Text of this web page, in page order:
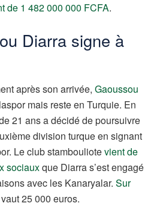
de 1 482 000 000 FCFA.
Diarra signe à
après son arrivée, Gaoussou
mais reste en Turquie. En
21 ans a décidé de poursuivre
division turque en signant
Le club stambouliotevient de
sociauxque Diarra s’est engagé
avec les Kanaryalar. Sur
25 000 euros.